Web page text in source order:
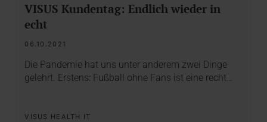
VISUS Kundentag: Endlich wieder in
echt
06.10.2021
Die Pandemie hat uns unter anderem zwei Dinge
gelehrt. Erstens: Fußball ohne Fans ist eine recht…
VISUS HEALTH IT